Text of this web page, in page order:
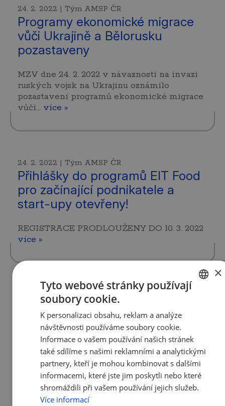
24. 2. 2022 | Tým AMSP ČR
Programy ekonomické migrace
vůči Ukrajině a Bělorusku
pozastaveny
MZV dne 24. 2. 2022 v návaznosti na invazi
ruských vojsk na Ukrajinu oznámilo
pozastavení programů ekonomické migrace
vůči… více »
24. 2. 2022 | Tým AMSP ČR
Přihlášky do programů EIT Food
pro začínající podnikatele a
start-upy otevřeny!
REGISTRACE PRODLOUŽENY DO 10. 3. 2022
více »
21. 2. 2022 | Tým AMSP ČR
Vláda schválila konec
pravidelného preventivního
testování ve školách a firmách, a
to k 18. únoru 2022
Pravidelné preventivní testování probíhalo
od začátku roku 2022 s cílem eliminovat
výskyt nákazy covid-19 v pracovních a
×
Tyto webové stránky používají
soubory cookie.
K personalizaci obsahu, reklam a analýze
návštěvnosti používáme soubory cookie.
Informace o vašem používání našich stránek
také sdílíme s našimi reklamními a analytickými
partnery, kteří je mohou kombinovat s dalšími
informacemi, které jste jim poskytli nebo které
shromáždili při vašem používání jejich služeb.
Více informací